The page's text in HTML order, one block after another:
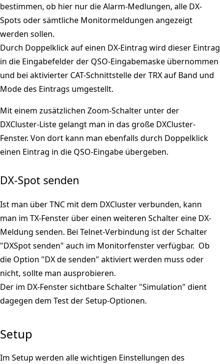
bestimmen, ob hier nur die Alarm-Medlungen, alle DX-
Spots oder sämtliche Monitormeldungen angezeigt
werden sollen.
Durch Doppelklick auf einen DX-Eintrag wird dieser Eintrag
in die Eingabefelder der QSO-Eingabemaske übernommen
und bei aktivierter CAT-Schnittstelle der TRX auf Band und
Mode des Eintrags umgestellt.
Mit einem zusätzlichen Zoom-Schalter unter der
DXCluster-Liste gelangt man in das große DXCluster-
Fenster. Von dort kann man ebenfalls durch Doppelklick
einen Eintrag in die QSO-Eingabe übergeben.
DX-Spot senden
Ist man über TNC mit dem DXCluster verbunden, kann
man im TX-Fenster über einen weiteren Schalter eine DX-
Meldung senden. Bei Telnet-Verbindung ist der Schalter
"DXSpot senden" auch im Monitorfenster verfügbar. Ob
die Option "DX de senden" aktiviert werden muss oder
nicht, sollte man ausprobieren.
Der im DX-Fenster sichtbare Schalter "Simulation" dient
dagegen dem Test der Setup-Optionen.
Setup
Im Setup werden alle wichtigen Einstellungen des